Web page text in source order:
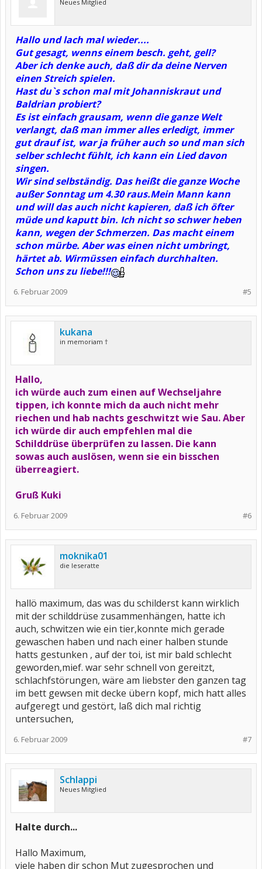
Neues Mitglied
Hallo und lach mal wieder....
Gut gesagt, wenns einem besch. geht, gell?
Aber ich denke auch, daß dir da deine Nerven
einen Streich spielen.
Hast du`s schon mal mit Johanniskraut und
Baldrian probiert?
Es ist einfach grausam, wenn die ganze Welt
verlangt, daß man immer alles erledigt, immer
gut drauf ist, war ja früher auch so und man sich
selber schlecht fühlt, ich kann ein Lied davon
singen.
Wir sind selbständig. Das heißt die ganze Woche
außer Sonntag um 4.30 raus.Mein Mann kann
und will das auch nicht kapieren, daß ich öfter
müde und kaputt bin. Ich nicht so schwer heben
kann, wegen der Schmerzen. Das macht einem
schon mürbe. Aber was einen nicht umbringt,
härtet ab. Wirmüssen einfach durchhalten.
Schon uns zu liebe!!!
#5
6. Februar 2009
kukana
in memoriam †
Hallo,
ich würde auch zum einen auf Wechseljahre
tippen, ich konnte mich da auch nicht mehr
riechen und hab nachts geschwitzt wie Sau. Aber
ich würde dir auch empfehlen mal die
Schilddrüse überprüfen zu lassen. Die kann
sowas auch auslösen, wenn sie ein bisschen
überreagiert.
Gruß Kuki
#6
6. Februar 2009
moknika01
die leseratte
hallö maximum, das was du schilderst kann wirklich
mit der schilddrüse zusammenhängen, hatte ich
auch, schwitzen wie ein tier,konnte mich gerade
gewaschen haben und nach einer halben stunde
hatts gestunken , auf der toi, ist mir bald schlecht
geworden,mief. war sehr schnell von gereitzt,
schlachfstörungen, wäre am liebster den ganzen tag
im bett gewsen mit decke übern kopf, mich hatt alles
aufgeregt und gestört, laß dich mal richtig
untersuchen,
#7
6. Februar 2009
Schlappi
Neues Mitglied
Halte durch...
Hallo Maximum,
viele haben dir schon Mut zugesprochen und